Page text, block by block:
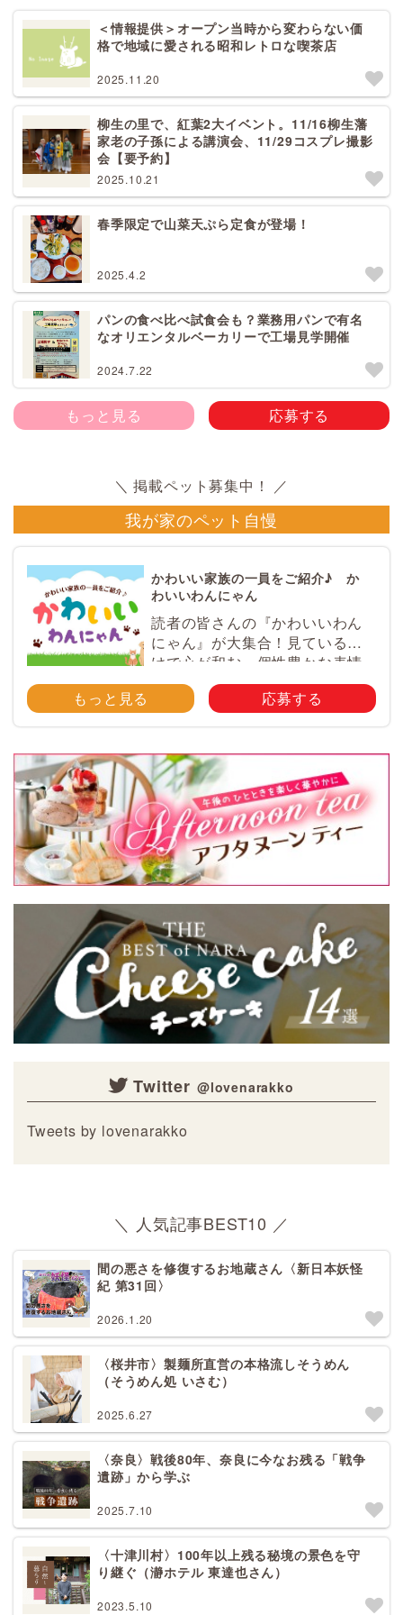
＜情報提供＞オープン当時から変わらない価
格で地域に愛される昭和レトロな喫茶店
2025.11.20
柳生の里で、紅葉2大イベント。11/16柳生藩
家老の子孫による講演会、11/29コスプレ撮影
会【要予約】
2025.10.21
春季限定で山菜天ぷら定食が登場！
2025.4.2
パンの食べ比べ試食会も？業務用パンで有名
なオリエンタルベーカリーで工場見学開催
2024.7.22
もっと見る 応募する
我が家のペット自慢
かわいい家族の一員をご紹介♪ か
わいいわんにゃん
読者の皆さんの『かわいいわん
にゃん』が大集合！見ているだ
けで心が和む、個性豊かな表情
やとっておきのエピソードが満
載♪ ペットのかわいい写真を大
話・スマホ等で撮影 […]
もっと見る 応募する
Twitter
Tweets by lovenarakko
＼ 人気記事BEST10 ／
間の悪さを修復するお地蔵さん〈新日本妖怪
紀 第31回〉
2026.1.20
〈桜井市〉製麺所直営の本格流しそうめん
（そうめん処 いさむ）
2025.6.27
〈奈良〉戦後80年、奈良に今なお残る「戦争
遺跡」から学ぶ
2025.7.10
〈十津川村〉100年以上残る秘境の景色を守
り継ぐ（瀞ホテル 東達也さん）
2023.5.10